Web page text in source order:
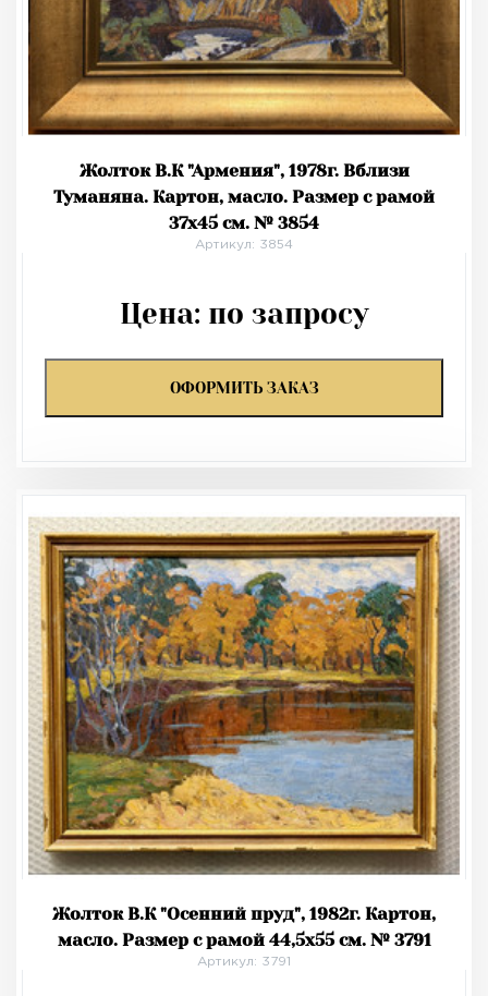
Жолток В.К "Армения", 1978г. Вблизи
Туманяна. Картон, масло. Размер с рамой
37х45 см. № 3854
Артикул: 3854
Цена: по запросу
ОФОРМИТЬ ЗАКАЗ
Жолток В.К "Осенний пруд", 1982г. Картон,
масло. Размер с рамой 44,5х55 см. № 3791
Артикул: 3791